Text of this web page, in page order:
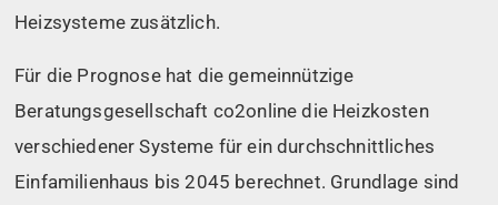
Heizsysteme zusätzlich.
Für die Prognose hat die gemeinnützige
Beratungsgesellschaft co2online die Heizkosten
verschiedener Systeme für ein durchschnittliches
Einfamilienhaus bis 2045 berechnet. Grundlage sind